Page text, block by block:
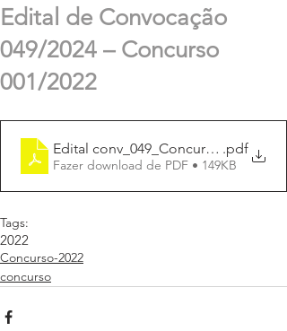
Edital de Convocação
049/2024 – Concurso
001/2022
Edital conv_049_Concurso_012022
.pdf
Fazer download de PDF • 149KB
Tags:
2022
Concurso-2022
concurso